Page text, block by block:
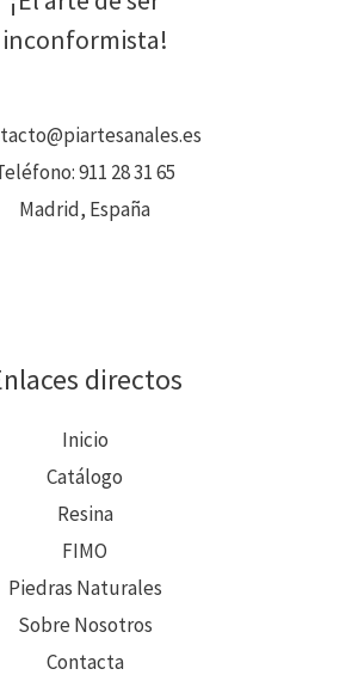
inconformista!
911 28 31 65
Madrid, España
directos
Inicio
Catálogo
Resina
FIMO
Piedras Naturales
Sobre Nosotros
Contacta